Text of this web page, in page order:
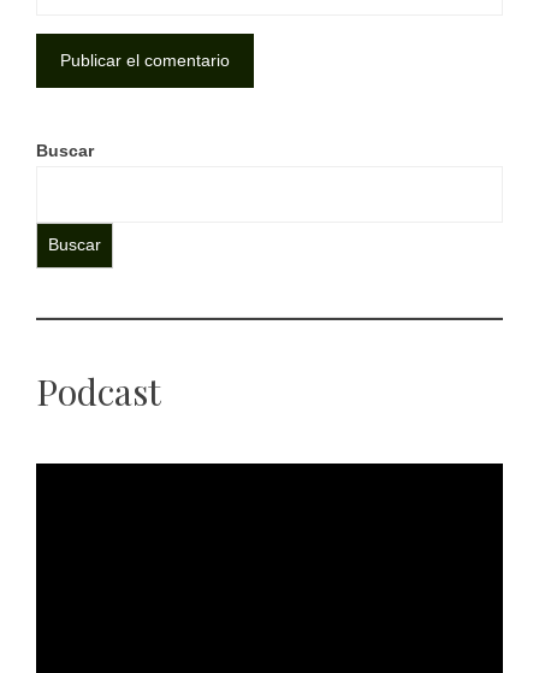
Buscar
Buscar
Podcast